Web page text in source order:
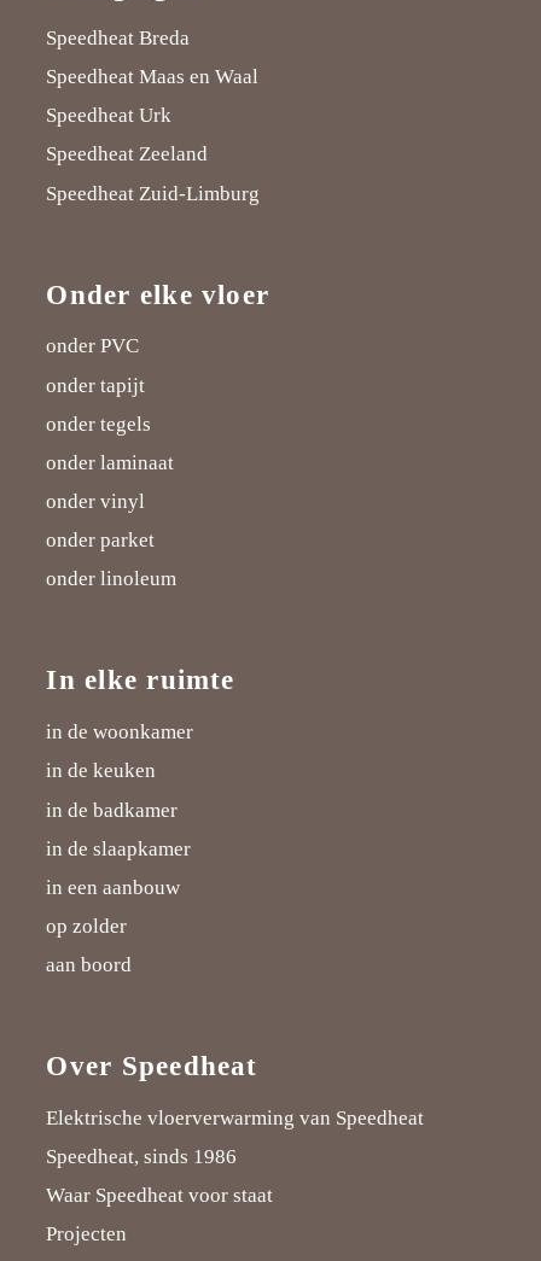
Speedheat Breda
Speedheat Maas en Waal
Speedheat Urk
Speedheat Zeeland
Speedheat Zuid-Limburg
Onder elke vloer
onder PVC
onder tapijt
onder tegels
onder laminaat
onder vinyl
onder parket
onder linoleum
In elke ruimte
in de woonkamer
in de keuken
in de badkamer
in de slaapkamer
in een aanbouw
op zolder
aan boord
Over Speedheat
Elektrische vloerverwarming van Speedheat
Speedheat, sinds 1986
Waar Speedheat voor staat
Projecten